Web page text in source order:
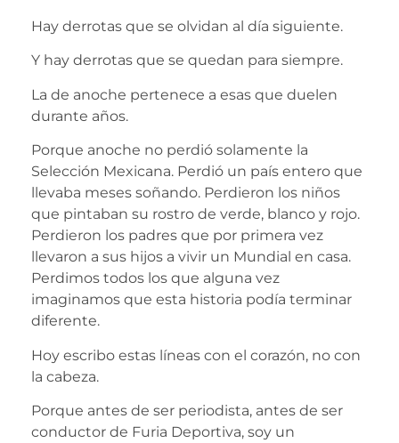
Hay derrotas que se olvidan al día siguiente.
Y hay derrotas que se quedan para siempre.
La de anoche pertenece a esas que duelen
durante años.
Porque anoche no perdió solamente la
Selección Mexicana. Perdió un país entero que
llevaba meses soñando. Perdieron los niños
que pintaban su rostro de verde, blanco y rojo.
Perdieron los padres que por primera vez
llevaron a sus hijos a vivir un Mundial en casa.
Perdimos todos los que alguna vez
imaginamos que esta historia podía terminar
diferente.
Hoy escribo estas líneas con el corazón, no con
la cabeza.
Porque antes de ser periodista, antes de ser
conductor de Furia Deportiva, soy un